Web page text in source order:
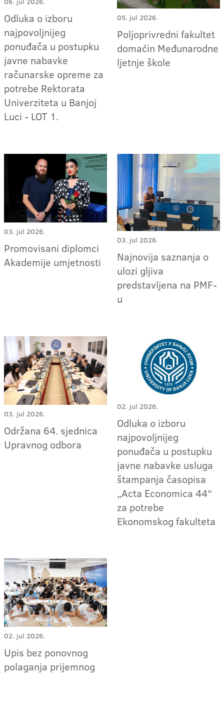
Odluka o izboru
najpovoljnijeg
ponuđača u postupku
javne nabavke
računarske opreme za
potrebe Rektorata
Univerziteta u Banjoj
Luci - LOT 1.
05. jul 2026.
Poljoprivredni fakultet
domaćin Međunarodne
ljetnje škole
03. jul 2026.
Promovisani diplomci
Akademije umjetnosti
03. jul 2026.
Najnovija saznanja o
ulozi gljiva
predstavljena na PMF-
u
03. jul 2026.
Održana 64. sjednica
Upravnog odbora
02. jul 2026.
Odluka o izboru
najpovoljnijeg
ponuđača u postupku
javne nabavke usluga
štampanja časopisa
„Acta Economica 44“
za potrebe
Ekonomskog fakulteta
02. jul 2026.
Upis bez ponovnog
polaganja prijemnog